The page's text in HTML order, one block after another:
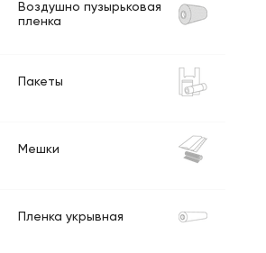
Воздушно пузырьковая
пленка
Пакеты
Мешки
Пленка укрывная